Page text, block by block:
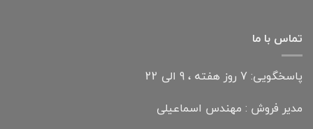
تماس با ما
پاسخگویی: 7 روز هفته ، 9 الی 22
مدیر فروش : مهندس اسماعیلی